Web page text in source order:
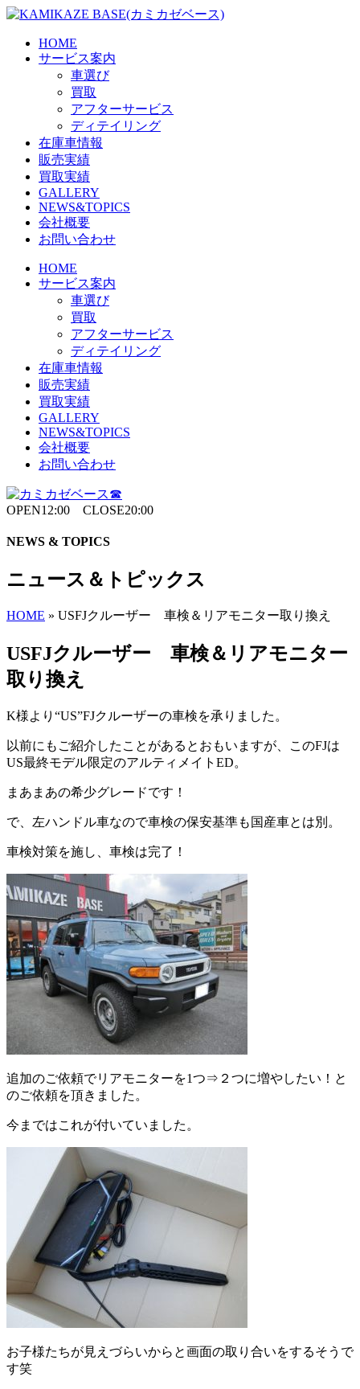
Skip
content
HOME
サービス案内
車選び
買取
アフターサービス
ディテイリング
在庫車情報
販売実績
買取実績
GALLERY
NEWS&TOPICS
会社概要
お問い合わせ
HOME
サービス案内
車選び
買取
アフターサービス
ディテイリング
在庫車情報
販売実績
買取実績
GALLERY
NEWS&TOPICS
会社概要
お問い合わせ
OPEN12:00 CLOSE20:00
NEWS & TOPICS
ニュース＆トピックス
HOME » USFJクルーザー 車検＆リアモニター取り換え
USFJクルーザー 車検＆リアモニター
取り換え
K様より“US”FJクルーザーの車検を承りました。
以前にもご紹介したことがあるとおもいますが、このFJは
US最終モデル限定のアルティメイトED。
まあまあの希少グレードです！
で、左ハンドル車なので車検の保安基準も国産車とは別。
車検対策を施し、車検は完了！
追加のご依頼でリアモニターを1つ⇒２つに増やしたい！と
のご依頼を頂きました。
今まではこれが付いていました。
お子様たちが見えづらいからと画面の取り合いをするそうで
す笑